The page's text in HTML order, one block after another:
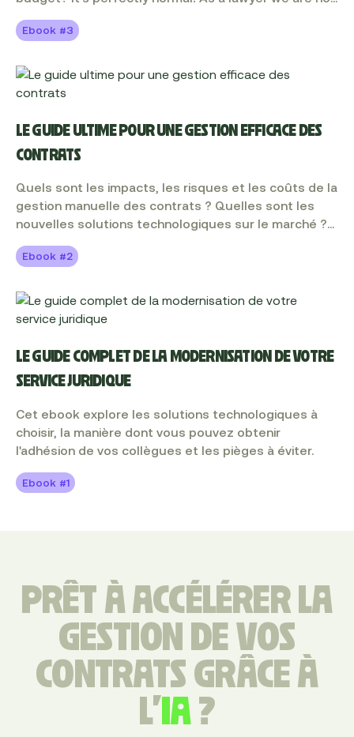
calculating a ROI or adopting a project manager's
Ebook #3
LE GUIDE ULTIME POUR UNE GESTION EFFICACE DES
CONTRATS
Quels sont les impacts, les risques et les coûts de la
gestion manuelle des contrats ? Quelles sont les
nouvelles solutions technologiques sur le marché ?
peuvent-elles vous permettre de faire plus avec
Ebook #2
LE GUIDE COMPLET DE LA MODERNISATION DE VOTRE
SERVICE JURIDIQUE
Cet ebook explore les solutions technologiques à
choisir, la manière dont vous pouvez obtenir
l'adhésion de vos collègues et les pièges à éviter.
Ebook #1
PRÊT À ACCÉLÉRER LA
GESTION DE VOS
CONTRATS GRÂCE À
L'IA?